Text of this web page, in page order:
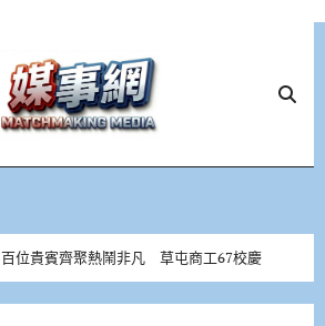
百位貴賓齊聚熱鬧非凡 草屯商工67校慶